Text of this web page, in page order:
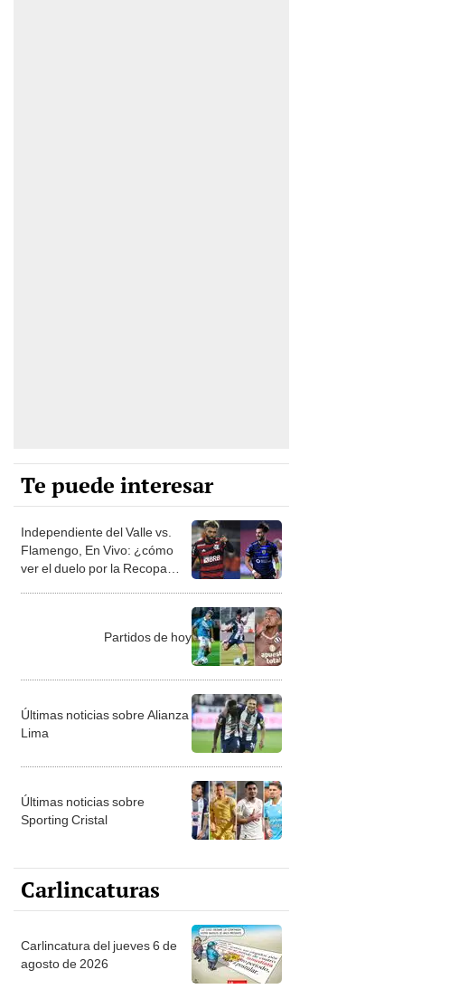
Te puede interesar
Independiente del Valle vs.
Flamengo, En Vivo: ¿cómo
ver el duelo por la Recopa
Partidos de hoy
Últimas noticias sobre Alianza
Lima
Últimas noticias sobre
Sporting Cristal
Carlincaturas
Carlincatura del jueves 6 de
agosto de 2026